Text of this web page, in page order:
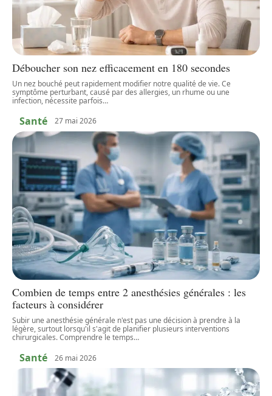
Déboucher son nez efficacement en 180 secondes
Un nez bouché peut rapidement modifier notre qualité de vie. Ce
symptôme perturbant, causé par des allergies, un rhume ou une
infection, nécessite parfois…
Santé 27 mai 2026
Combien de temps entre 2 anesthésies générales : les
facteurs à considérer
Subir une anesthésie générale n'est pas une décision à prendre à la
légère, surtout lorsqu'il s'agit de planifier plusieurs interventions
chirurgicales. Comprendre le temps…
Santé 26 mai 2026